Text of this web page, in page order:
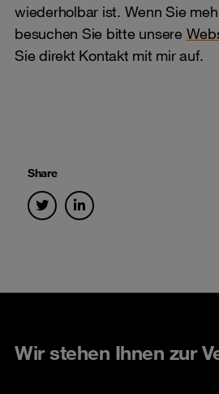
wiederholbar ist. Wenn Sie
besuchen Sie bitte unsere
Sie direkt Kontakt mit mir auf.
Share
Wir stehen Ihnen zur